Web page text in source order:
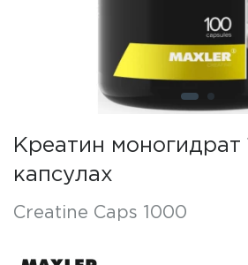
Креатин моногидрат
капсулах
Creatine Caps 1000